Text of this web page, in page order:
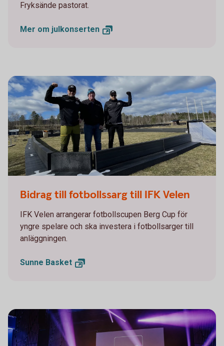
Fryksände pastorat.
Mer om julkonserten
Bidrag till fotbollssarg till IFK Velen
IFK Velen arrangerar fotbollscupen Berg Cup för
yngre spelare och ska investera i fotbollsarger till
anläggningen.
Sunne Basket